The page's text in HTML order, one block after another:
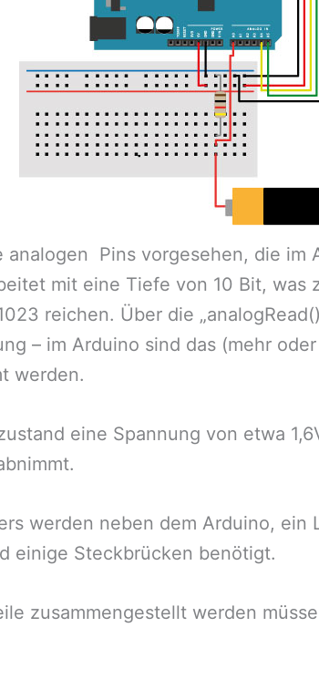
analogen Pins vorgesehen, die im
mit eine Tiefe von 10 Bit, was
reichen. Über die
– im Arduino sind das (mehr
werden.
eine Spannung von etwa
werden neben dem Arduino, ein
einige Steckbrücken benötigt.
zusammengestellt werden